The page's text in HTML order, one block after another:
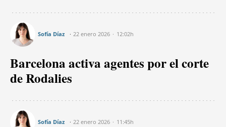
Sofía Díaz 22 enero 2026 12:02h
Barcelona activa agentes por el corte
de Rodalies
Sofía Díaz 22 enero 2026 11:45h